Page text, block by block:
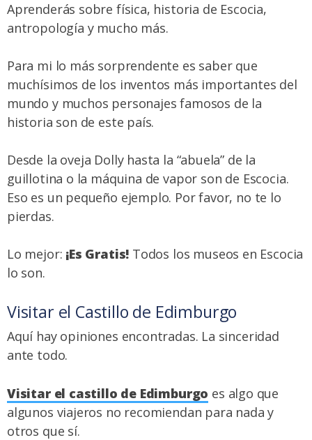
Aprenderás sobre física, historia de Escocia,
antropología y mucho más.
Para mi lo más sorprendente es saber que
muchísimos de los inventos más importantes del
mundo y muchos personajes famosos de la
historia son de este país.
Desde la oveja Dolly hasta la “abuela” de la
guillotina o la máquina de vapor son de Escocia.
Eso es un pequeño ejemplo. Por favor, no te lo
pierdas.
Lo mejor: ¡Es Gratis! Todos los museos en Escocia
lo son.
Visitar el Castillo de Edimburgo
Aquí hay opiniones encontradas. La sinceridad
ante todo.
Visitar el castillo de Edimburgo es algo que
algunos viajeros no recomiendan para nada y
otros que sí.